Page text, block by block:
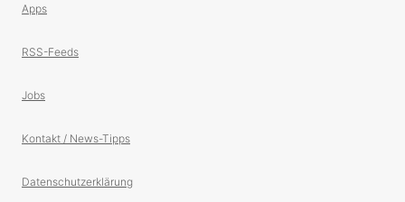
Apps
RSS-Feeds
Jobs
Kontakt / News-Tipps
Datenschutzerklärung